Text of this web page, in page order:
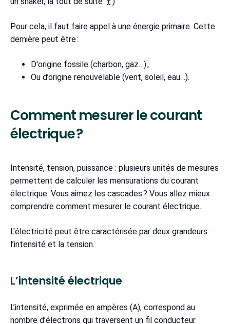
Pour cela, il faut faire appel à une énergie primaire. Cette
dernière peut être :
D'origine fossile (charbon, gaz…) ;
Ou d’origine renouvelable (vent, soleil, eau…).
Comment mesurer le courant
électrique ?
Intensité, tension, puissance : plusieurs unités de mesures
permettent de calculer les mensurations du courant
électrique. Vous aimez les cascades ? Vous allez mieux
comprendre comment mesurer le courant électrique.
L'électricité peut être caractérisée par deux grandeurs :
l’intensité et la tension.
L’intensité électrique
L’intensité, exprimée en ampères (A), correspond au
nombre d’électrons qui traversent un fil conducteur